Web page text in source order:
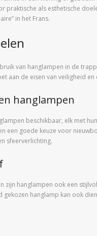
praktische als esthetische
in het Frans.
van hanglampen in de
aan de eisen van veiligheid
hanglampen
beschikbaar, elk met
een goede keuze voor
sfeerverlichting.
zijn hanglampen ook een
gekozen hanglamp kan ook